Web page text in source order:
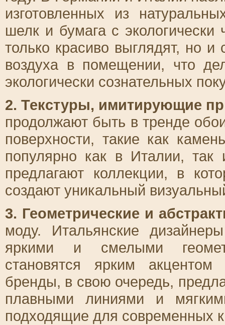
изготовленных из
шелк и бумага с
только красиво выглядят, но
воздуха в помещении, что
экологически сознательных
2. Текстуры, имитирующие
продолжают быть в тренде
поверхности, такие как
популярно как в Италии, так
предлагают коллекции, в
создают уникальный
3. Геометрические и
моду. Итальянские
яркими и смелыми
становятся ярким
бренды, в свою очередь,
плавными линиями и
подходящие для современных